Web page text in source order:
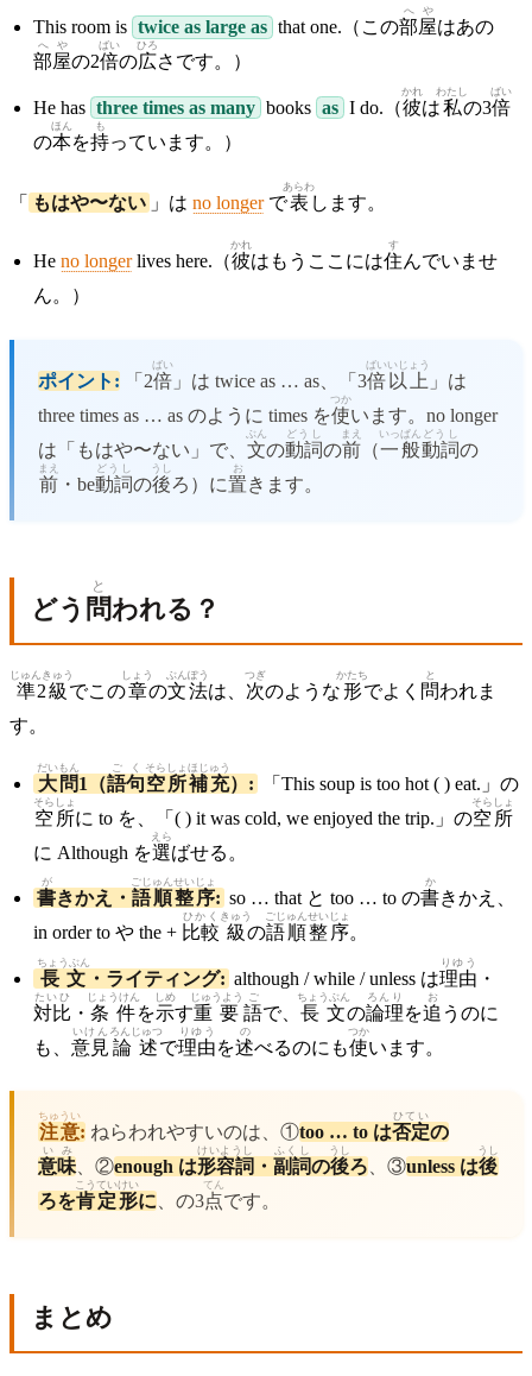
This room is twice as large as that one.（この部屋
へや
はあの
部屋
へや
の2倍
ばい
の広
ひろ
さです。）
He has three times as many books as I do.（彼
かれ
は私
わたし
の3倍
ばい
の本
ほん
を持
も
っています。）
「 もはや〜ない 」は no longerで表
あらわ
します。
He no longerlives here.（彼
かれ
はもうここには住
す
んでいませ
ん。）
ポイント: 「2倍
ばい
」は twice as … as、「3倍
ばい
以上
いじょう
」は
three times as … as のように times を使
つか
います。no longer
は「もはや〜ない」で、 文
ぶん
の動詞
どうし
の前
まえ
（一般
いっぱん
動詞
どうし
の
前
まえ
・be動詞
どうし
の後
うし
ろ）に置
お
きます。
どう 問
と
われる？
準
じゅん
2級
きゅう
でこの章
しょう
の文法
ぶんぽう
は、 次
つぎ
のような形
かたち
でよく 問
と
われま
す。
大
だい
問
もん
1（語句
ごく
空
そら
所
しょ
補充
ほじゅう
）:
「This soup is too hot ( ) eat.」の
空
そら
所
しょ
に to を、「( ) it was cold, we enjoyed the trip.」の空
そら
所
しょ
に Although を選
えら
ばせる。
書
が
きかえ・ 語順
ごじゅん
整
せい
序
じょ
: so … that と too … to の書
か
きかえ、
in order to や the + 比較
ひかく
級
きゅう
の語順
ごじゅん
整
せい
序
じょ
。
長文
ちょうぶん
・ライティング: although / while / unless は理由
りゆう
・
対比
たいひ
・ 条件
じょうけん
を示
しめ
す重要
じゅうよう
語
ご
で、 長文
ちょうぶん
の論理
ろんり
を追
お
うのに
も、 意見
いけん
論述
ろんじゅつ
で理由
りゆう
を述
の
べるのにも使
つか
います。
注意
ちゅうい
: ねらわれやすいのは、①too … to は否定
ひてい
の
意味
いみ
、②enough は形容詞
けいようし
・ 副詞
ふくし
の後
うし
ろ 、③unless は後
うし
ろを肯定
こうてい
形
けい
に 、の3点
てん
です。
まとめ